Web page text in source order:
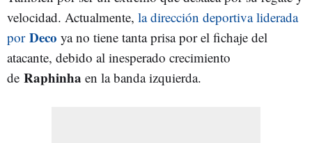
velocidad. Actualmente, la dirección deportiva liderada
por Deco ya no tiene tanta prisa por el fichaje del
atacante, debido al inesperado crecimiento
de Raphinha en la banda izquierda.